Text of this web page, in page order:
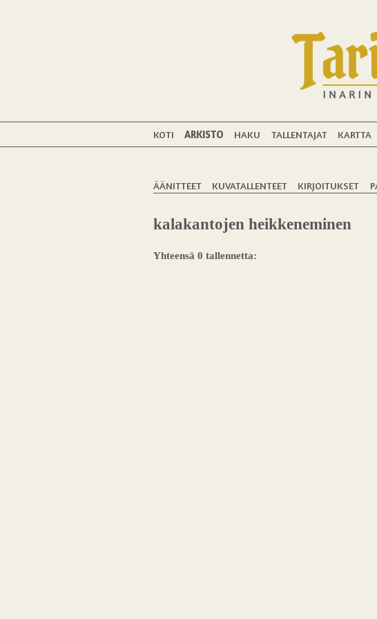
KOTI ARKISTO HAKU TALLENTAJAT KARTTA
ÄÄNITTEET KUVATALLENTEET KIRJOITUKSET
kalakantojen heikkeneminen
Yhteensä 0 tallennetta: